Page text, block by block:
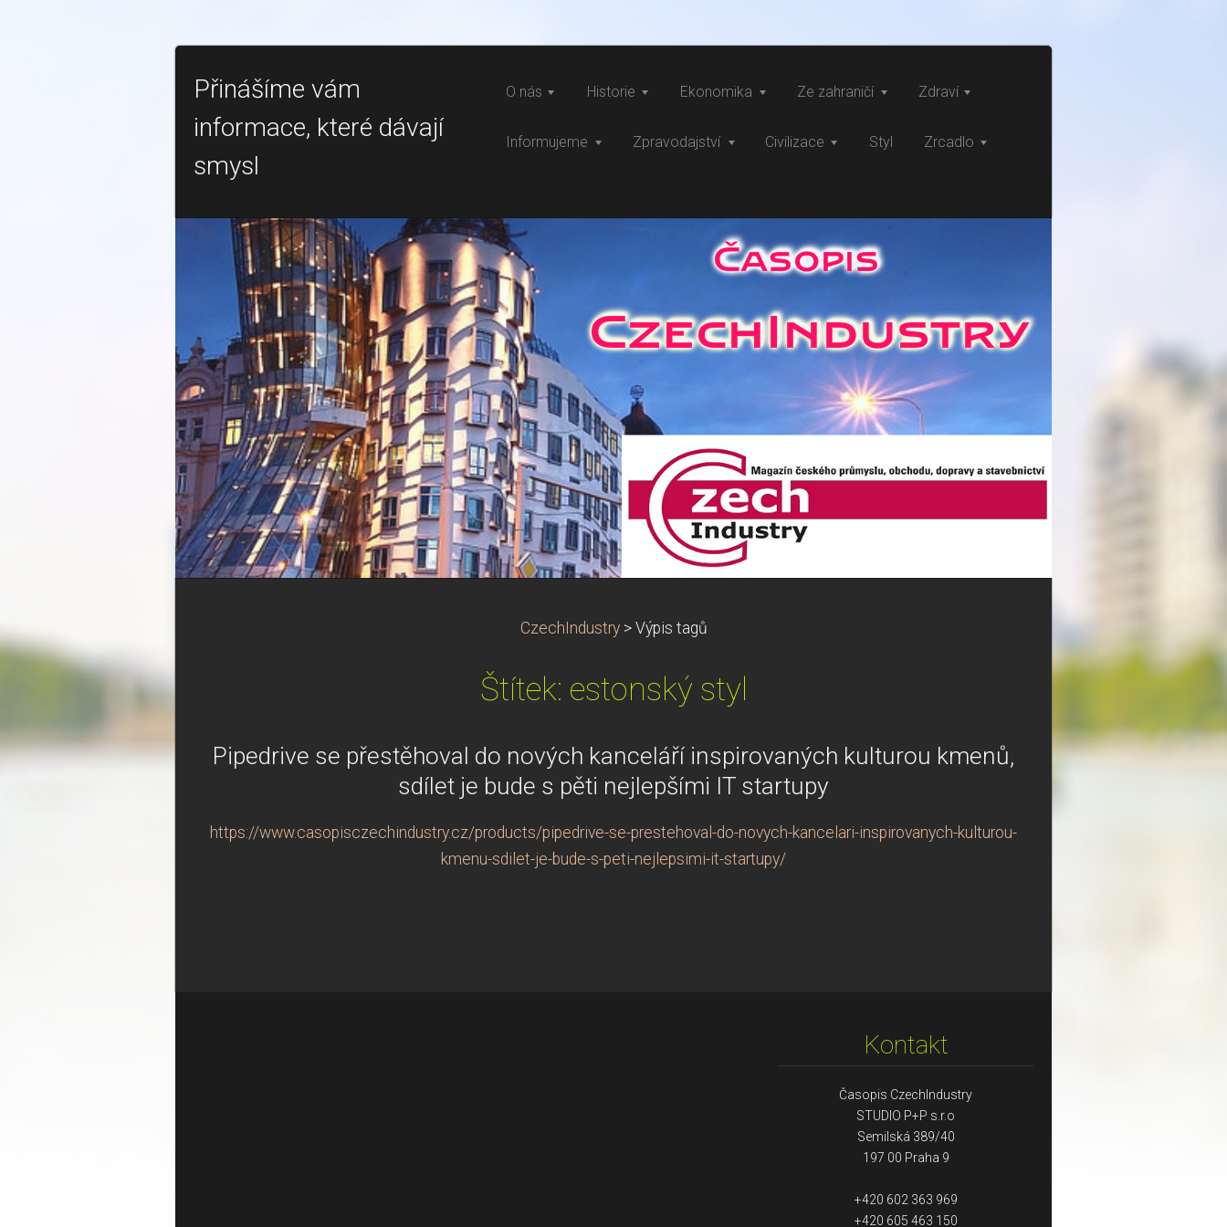
Přinášíme vám
informace, které dávají
smysl
O nás Historie Ekonomika Ze zahraničí Zdraví
Informujeme Zpravodajství Civilizace Styl Zrcadlo
CzechIndustry > Výpis tagů
Štítek: estonský styl
Pipedrive se přestěhoval do nových kanceláří inspirovaných kulturou kmenů,
sdílet je bude s pěti nejlepšími IT startupy
https://www.casopisczechindustry.cz/products/pipedrive-se-prestehoval-do-novych-kancelari-inspirovanych-kulturou-
kmenu-sdilet-je-bude-s-peti-nejlepsimi-it-startupy/
Kontakt
Časopis CzechIndustry
STUDIO P+P s.r.o
Semilská 389/40
197 00 Praha 9
+420 602 363 969
+420 605 463 150